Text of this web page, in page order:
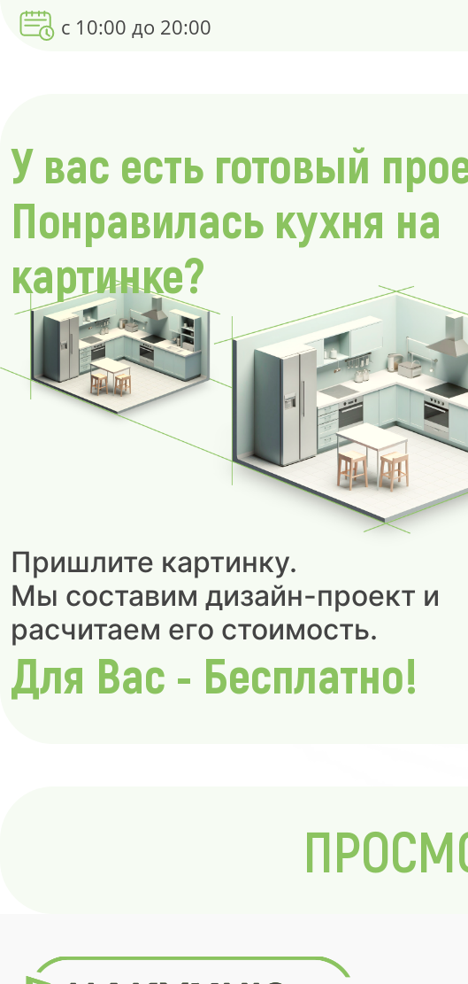
с 10:00 до 20:00
У вас есть готовый
Понравилась кухня на
картинке?
Пришлите картинку.
Мы составим дизайн-проект и
расчитаем его стоимость.
Для Вас - Бесплатно!